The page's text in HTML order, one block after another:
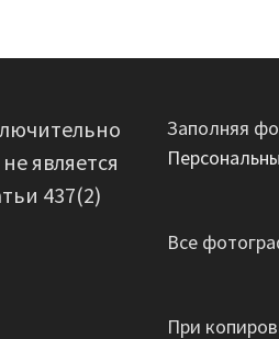
является
437(2)
Заполняя
Все
При